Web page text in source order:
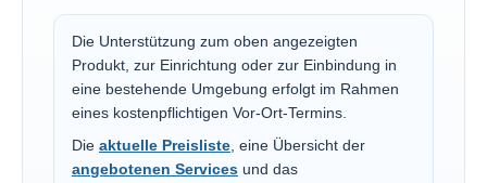
Die Unterstützung zum oben angezeigten
Produkt, zur Einrichtung oder zur Einbindung in
eine bestehende Umgebung erfolgt im Rahmen
eines kostenpflichtigen Vor-Ort-Termins.
Die aktuelle Preisliste , eine Übersicht der
angebotenen Services und das